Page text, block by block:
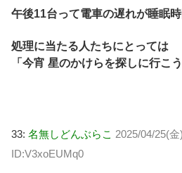
午後11台って電車の遅れが睡眠
処理に当たる人たちにとっては
「今宵 星のかけらを探しに行こ
33: 名無しどんぶらこ 2025/04/25(
ID:V3xoEUMq0